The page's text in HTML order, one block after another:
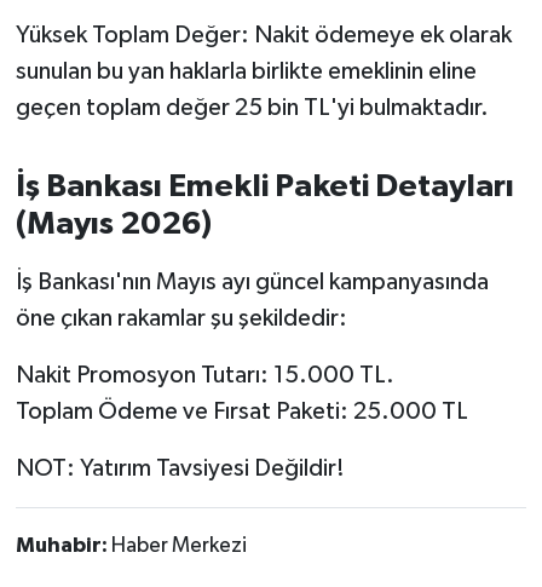
Yüksek Toplam Değer: Nakit ödemeye ek olarak
sunulan bu yan haklarla birlikte emeklinin eline
geçen toplam değer 25 bin TL'yi bulmaktadır.
İş Bankası Emekli Paketi Detayları
(Mayıs 2026)
İş Bankası'nın Mayıs ayı güncel kampanyasında
öne çıkan rakamlar şu şekildedir:
Nakit Promosyon Tutarı: 15.000 TL.
Toplam Ödeme ve Fırsat Paketi: 25.000 TL
NOT: Yatırım Tavsiyesi Değildir!
Muhabir: Haber Merkezi
TEKNOLOJİ
Trend
TÜRKİYE
VİZYONDAKİLER
YAŞAM